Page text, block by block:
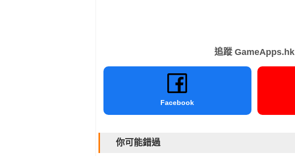
追蹤 GameApps.hk
Facebook
你可能錯過